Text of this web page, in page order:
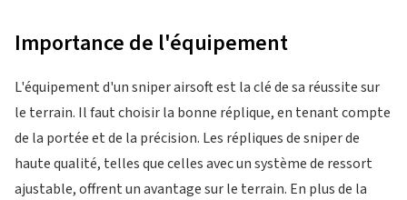
Importance de l'équipement
L'équipement d'un sniper airsoft est la clé de sa réussite sur
le terrain. Il faut choisir la bonne réplique, en tenant compte
de la portée et de la précision. Les répliques de sniper de
haute qualité, telles que celles avec un système de ressort
ajustable, offrent un avantage sur le terrain. En plus de la